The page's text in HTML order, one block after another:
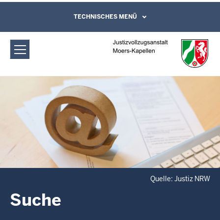
Justizvollzugsanstalt Moers-Kapellen:
Suche
Direkt zum Inhalt
Leichte Sprache, Gebärdensprachenvideo
und Kontaktformular
TECHNISCHES MENÜ
Quelle: Justiz NRW
Suche